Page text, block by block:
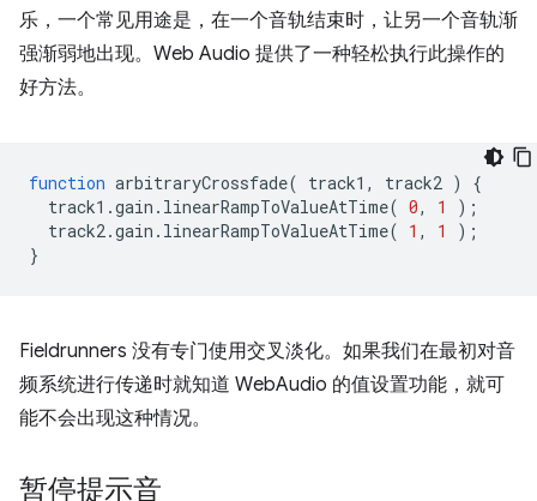
乐，一个常见用途是，在一个音轨结束时，让另一个音轨渐
强渐弱地出现。Web Audio 提供了一种轻松执行此操作的
好方法。
function arbitraryCrossfade( track1 , track2 )
{
track1 .gain . linearRampToValueAtTime( 0, 1
);
track2.gain . linearRampToValueAtTime( 1 , 1
);
}
Fieldrunners 没有专门使用交叉淡化。如果我们在最初对音
频系统进行传递时就知道 WebAudio 的值设置功能，就可
能不会出现这种情况。
暂停提示音